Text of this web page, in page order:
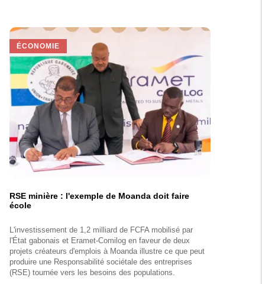
ÉCONOMIE
RSE minière : l'exemple de Moanda doit faire
école
L'investissement de 1,2 milliard de FCFA mobilisé par
l'État gabonais et Eramet-Comilog en faveur de deux
projets créateurs d'emplois à Moanda illustre ce que peut
produire une Responsabilité sociétale des entreprises
(RSE) tournée vers les besoins des populations.